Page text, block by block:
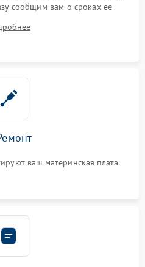
сообщим вам о сроках ее
ваш материнская плата.